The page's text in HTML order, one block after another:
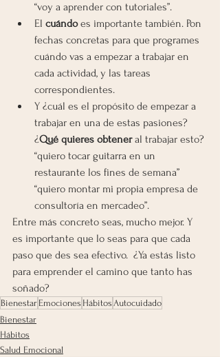
“voy a aprender con tutoriales”.
El cuándo es importante también. Pon
fechas concretas para que programes
cuándo vas a empezar a trabajar en
cada actividad, y las tareas
correspondientes.
Y ¿cuál es el propósito de empezar a
trabajar en una de estas pasiones?
¿Qué quieres obtener al trabajar esto?
“quiero tocar guitarra en un
restaurante los fines de semana”
“quiero montar mi propia empresa de
consultoría en mercadeo”.
Entre más concreto seas, mucho mejor. Y
es importante que lo seas para que cada
paso que des sea efectivo.  ¿Ya estás listo
para emprender el camino que tanto has
soñado?
Bienestar Emociones Hábitos Autocuidado
Bienestar
Hábitos
Salud Emocional